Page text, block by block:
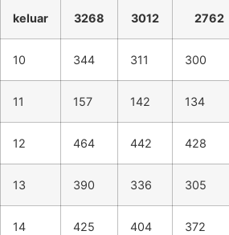
keluar 3268 3012 2762
10 344 311 300
11 157 142 134
12 464 442 428
13 390 336 305
14 425 404 372